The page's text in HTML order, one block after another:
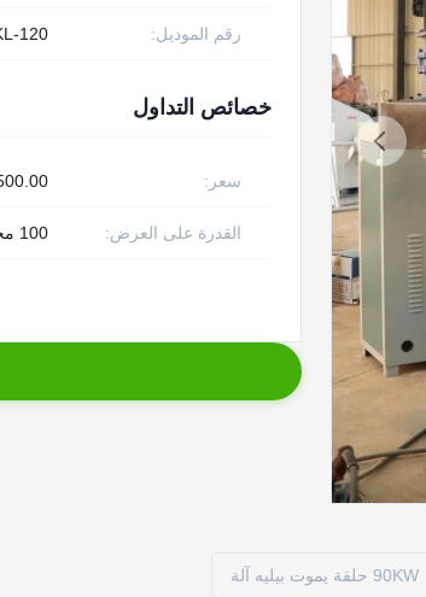
رقم الموديل: 120
خصائص التداول
سعر: / Set
القدرة على العرض: 100 مجموعة شهريا
90KW حلقة يموت بيليه آلة